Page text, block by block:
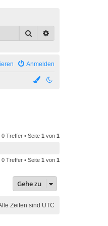
Suche
Anmelden
Treffer • Seite 1 von 1
Treffer • Seite 1 von 1
Gehe zu
Zeiten sind UTC